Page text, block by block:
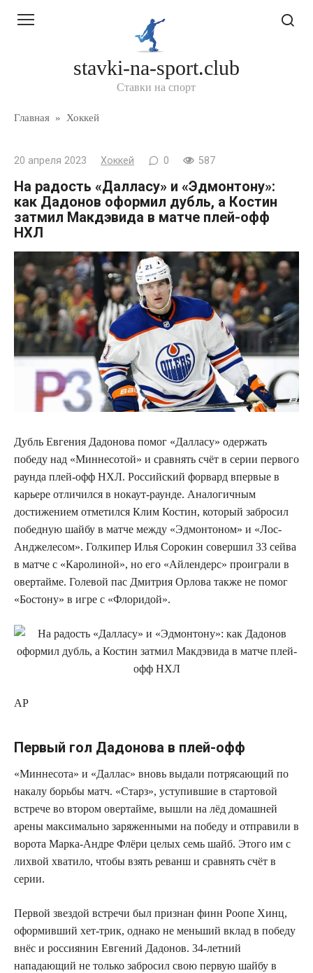
stavki-na-sport.club
Ставки на спорт
Главная » Хоккей
20 апреля 2023 Хоккей 0 587
На радость «Далласу» и «Эдмонтону»:
как Дадонов оформил дубль, а Костин
затмил Макдэвида в матче плей-офф
НХЛ
Дубль Евгения Дадонова помог «Далласу» одержать
победу над «Миннесотой» и сравнять счёт в серии первого
раунда плей-офф НХЛ. Российский форвард впервые в
карьере отличился в нокаут-раунде. Аналогичным
достижением отметился Клим Костин, который забросил
победную шайбу в матче между «Эдмонтоном» и «Лос-
Анджелесом». Голкипер Илья Сорокин совершил 33 сейва
в матче с «Каролиной», но его «Айлендерс» проиграли в
овертайме. Голевой пас Дмитрия Орлова также не помог
«Бостону» в игре с «Флоридой».
AP
Первый гол Дадонова в плей-офф
«Миннесота» и «Даллас» вновь выдали потрясающий по
накалу борьбы матч. «Старз», уступившие в стартовой
встрече во втором овертайме, вышли на лёд домашней
арены максимально заряженными на победу и отправили в
ворота Марка-Андре Флёри целых семь шайб. Этого им с
лихвой хватило, чтобы взять реванш и сравнять счёт в
серии.
Первой звездой встречи был признан финн Роопе Хинц,
оформивший хет-трик, однако не меньший вклад в победу
внёс и россиянин Евгений Дадонов. 34-летний
нападающий не только забросил свою первую шайбу в